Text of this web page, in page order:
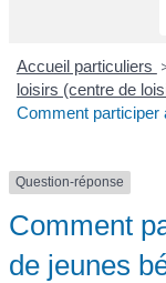
Accueil particuliers
loisirs (centre de
Comment participer
Question-réponse
Comment
de jeunes